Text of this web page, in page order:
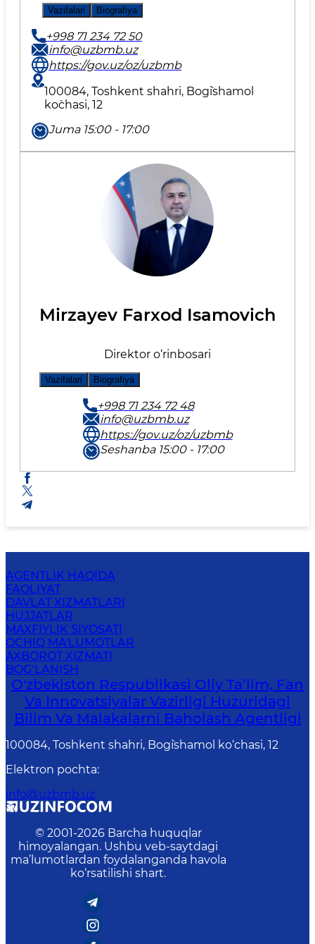
Vazifalari Biografiya
+998 71 234 72 50
info@uzbmb.uz
https://gov.uz/oz/uzbmb
100084, Toshkent shahri, Bog`ishamol
ko`chasi, 12
Juma 15:00 - 17:00
Mirzayev Farxod Isamovich
Direktor o‘rinbosari
Vazifalari Biografiya
+998 71 234 72 48
info@uzbmb.uz
https://gov.uz/oz/uzbmb
Seshanba 15:00 - 17:00
AGENTLIK HAQIDA
FAOLIYAT
DAVLAT XIZMATLARI
HUJJATLAR
MAXFIYLIK SIYOSATI
OCHIQ MA'LUMOTLAR
AXBOROT XIZMATI
BOG‘LANISH
O'zbekiston Respublikasi Oliy Ta’lim, Fan
Va Innovatsiyalar Vazirligi Huzuridagi
Bilim Va Malakalarni Baholash Agentligi
100084, Toshkent shahri, Bog`ishamol ko‘chasi, 12
Elektron pochta:
info@uzbmb.uz
© 2001-2026 Barcha huquqlar
himoyalangan. Ushbu veb-saytdagi
ma’lumotlardan foydalanganda havola
ko‘rsatilishi shart.